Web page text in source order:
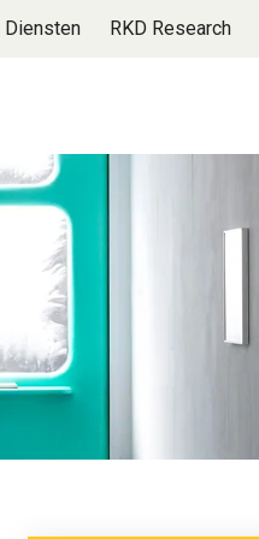
Diensten RKD Research